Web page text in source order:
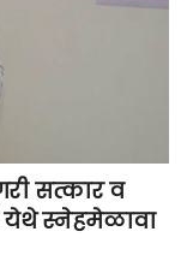
सत्कार व
येथे स्नेहमेळावा